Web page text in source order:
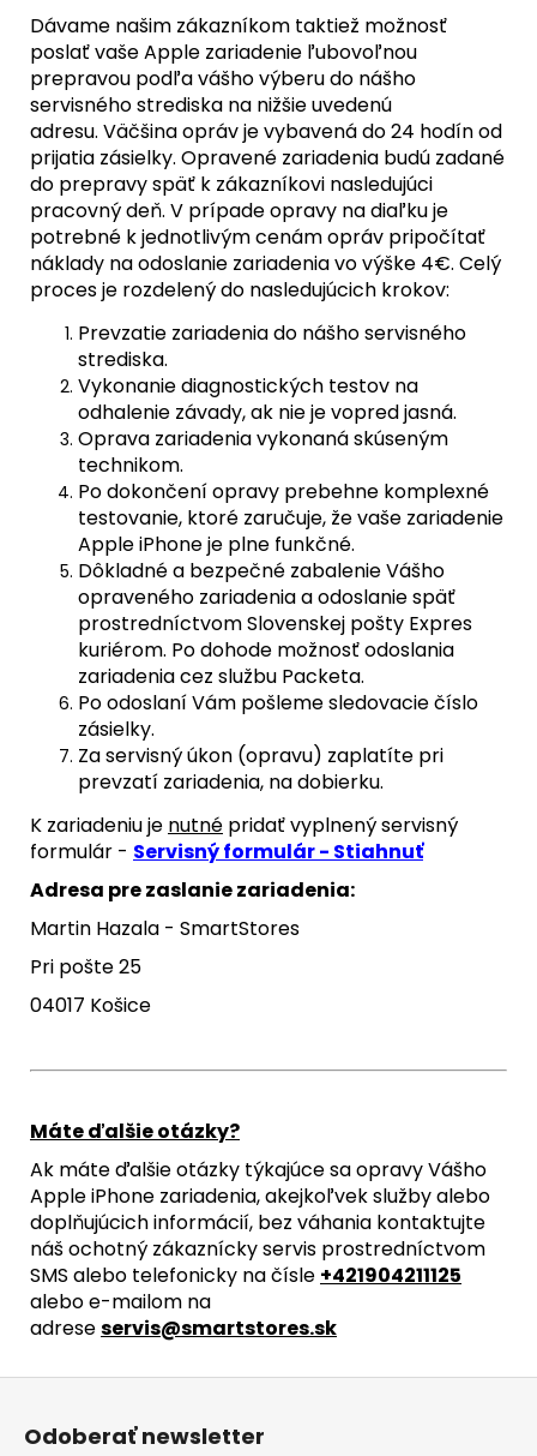
Dávame našim zákazníkom taktiež možnosť
poslať vaše Apple zariadenie ľubovoľnou
prepravou podľa vášho výberu do nášho
servisného strediska na nižšie uvedenú
adresu. Väčšina opráv je vybavená do 24 hodín od
prijatia zásielky. Opravené zariadenia budú zadané
do prepravy späť k zákazníkovi nasledujúci
pracovný deň. V prípade opravy na diaľku je
potrebné k jednotlivým cenám opráv pripočítať
náklady na odoslanie zariadenia vo výške 4€. Celý
proces je rozdelený do nasledujúcich krokov:
Prevzatie zariadenia do nášho servisného
strediska.
Vykonanie diagnostických testov na
odhalenie závady, ak nie je vopred jasná.
Oprava zariadenia vykonaná skúseným
technikom.
Po dokončení opravy prebehne komplexné
testovanie, ktoré zaručuje, že vaše zariadenie
Apple iPhone je plne funkčné.
Dôkladné a bezpečné zabalenie Vášho
opraveného zariadenia a odoslanie späť
prostredníctvom Slovenskej pošty Expres
kuriérom. Po dohode možnosť odoslania
zariadenia cez službu Packeta.
Po odoslaní Vám pošleme sledovacie číslo
zásielky.
Za servisný úkon (opravu) zaplatíte pri
prevzatí zariadenia, na dobierku.
K zariadeniu je nutné pridať vyplnený servisný
formulár - Servisný formulár - Stiahnuť
Adresa pre zaslanie zariadenia:
Martin Hazala - SmartStores
Pri pošte 25
04017 Košice
Máte ďalšie otázky?
Ak máte ďalšie otázky týkajúce sa opravy Vášho
Apple iPhone zariadenia, akejkoľvek služby alebo
doplňujúcich informácií, bez váhania kontaktujte
náš ochotný zákaznícky servis prostredníctvom
SMS alebo telefonicky na čísle +421904211125
alebo e-mailom na
adreseservis@smartstores.sk
Z
Odoberať newsletter